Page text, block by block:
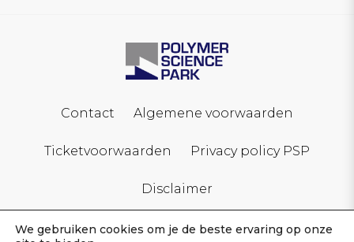
Contact Algemene voorwaarden
Ticketvoorwaarden Privacy policy PSP
Disclaimer
We gebruiken cookies om je de beste ervaring op onze